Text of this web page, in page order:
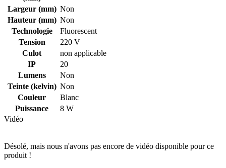
Largeur (mm) Non
Hauteur (mm) Non
Technologie
Fluorescent
Tension
220 V
Culot
non applicable
IP
20
Lumens
Non
Teinte (kelvin) Non
Couleur
Blanc
Puissance
8 W
Vidéo
Désolé, mais nous n'avons pas encore de vidéo disponible pour ce
produit !